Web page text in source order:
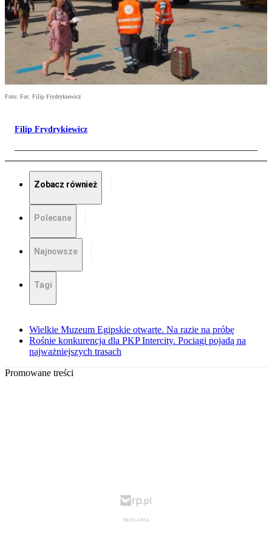
Foto: Fot. Filip Frydrykiewicz
Filip Frydrykiewicz
Zobacz również
Polecane
Najnowsze
Tagi
Wielkie Muzeum Egipskie otwarte. Na razie na próbę
Rośnie konkurencja dla PKP Intercity. Pociągi pojadą na
najważniejszych trasach
Promowane treści